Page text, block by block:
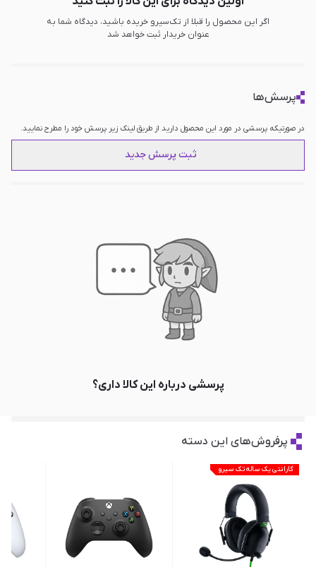
اگر این محصول را قبلا از تک‌سیرو خریده باشید، دیدگاه شما به
عنوان خریدار ثبت خواهد شد
پرسش‌ها
در صورتیکه پرسشی در مورد این محصول دارید از طریق لینک زیر پرسش خود را مطرح نمایید.
ثبت پرسش جدید
پرسشی درباره این کالا داری؟
پرفروش‌های این دسته
گارانتی یک ساله تک سیرو